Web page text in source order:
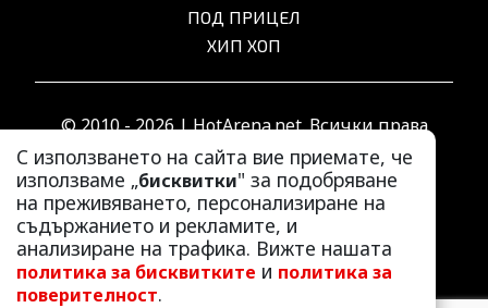
С използването на сайта вие приемате, че
използваме „бисквитки" за подобряване
на преживяването, персонализиране на
съдържанието и рекламите, и
анализиране на трафика. Вижте нашата
политика за бисквитките и политика за
поверителност.
ПОД ПРИЦЕЛ
ХИП ХОП
© 2010 - 2026 | HotArena.net. Всички права
запазени.
РЕКЛАМА
КОНТАКТИ
ОБЩИ УСЛОВИЯ
ПОЛИТИКА ЗА ПОВЕРИТЕЛНОСТ